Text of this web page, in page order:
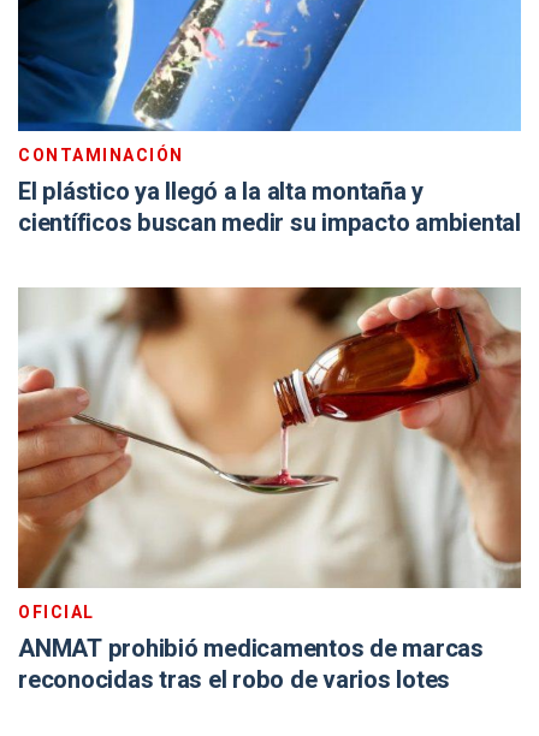
CONTAMINACIÓN
El plástico ya llegó a la alta montaña y
científicos buscan medir su impacto ambiental
OFICIAL
ANMAT prohibió medicamentos de marcas
reconocidas tras el robo de varios lotes